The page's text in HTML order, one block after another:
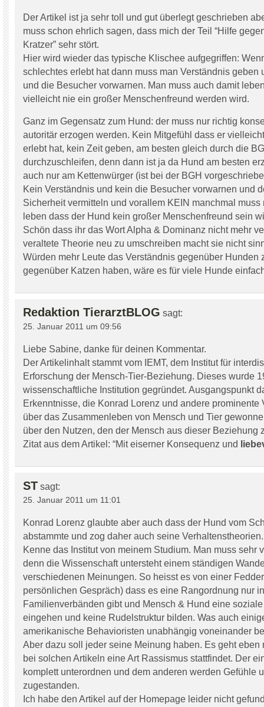
Der Artikel ist ja sehr toll und gut überlegt geschrieben
muss schon ehrlich sagen, dass mich der Teil “Hilfe
Kratzer” sehr stört.
Hier wird wieder das typische Klischee aufgegriffen:
schlechtes erlebt hat dann muss man Verständnis geben
und die Besucher vorwarnen. Man muss auch damit
vielleicht nie ein großer Menschenfreund werden wird.
Ganz im Gegensatz zum Hund: der muss nur richtig
autoritär erzogen werden. Kein Mitgefühl dass er
erlebt hat, kein Zeit geben, am besten gleich durch die
durchzuschleifen, denn dann ist ja da Hund am besten
auch nur am Kettenwürger (ist bei der BGH
Kein Verständnis und kein die Besucher vorwarnen und
Sicherheit vermitteln und vorallem KEIN manchmal muss
leben dass der Hund kein großer Menschenfreund sein
Schön dass ihr das Wort Alpha & Dominanz nicht mehr
veraltete Theorie neu zu umschreiben macht sie nicht
Würden mehr Leute das Verständnis gegenüber Hunden
gegenüber Katzen haben, wäre es für viele Hunde
Redaktion TierarztBLOG sagt:
25. Januar 2011 um 09:56
Liebe Sabine, danke für deinen Kommentar.
Der Artikelinhalt stammt vom IEMT, dem Institut für
Erforschung der Mensch-Tier-Beziehung. Dieses wurde
wissenschaftliche Institution gegründet. Ausgangspunkt
Erkenntnisse, die Konrad Lorenz und andere prominente
über das Zusammenleben von Mensch und Tier
über den Nutzen, den der Mensch aus dieser Beziehung
Zitat aus dem Artikel: “Mit eiserner Konsequenz und
ST sagt:
25. Januar 2011 um 11:01
Konrad Lorenz glaubte aber auch dass der Hund vom
abstammte und zog daher auch seine
Kenne das Institut von meinem Studium. Man muss sehr
denn die Wissenschaft untersteht einem ständigen
verschiedenen Meinungen. So heisst es von einer
persönlichen Gespräch) dass es eine Rangordnung nur in
Familienverbänden gibt und Mensch & Hund eine
eingehen und keine Rudelstruktur bilden. Was auch
amerikanische Behavioristen unabhängig voneinander
Aber dazu soll jeder seine Meinung haben. Es geht eben
bei solchen Artikeln eine Art Rassismus stattfindet. Der
komplett unterordnen und dem anderen werden Gefühle
zugestanden.
Ich habe den Artikel auf der Homepage leider nicht